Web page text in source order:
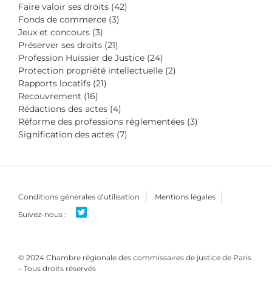
Faire valoir ses droits (42)
Fonds de commerce (3)
Jeux et concours (3)
Préserver ses droits (21)
Profession Huissier de Justice (24)
Protection propriété intellectuelle (2)
Rapports locatifs (21)
Recouvrement (16)
Rédactions des actes (4)
Réforme des professions réglementées (3)
Signification des actes (7)
Conditions générales d’utilisation Mentions légales
© 2024 Chambre régionale des commissaires de justice de Paris
– Tous droits réservés